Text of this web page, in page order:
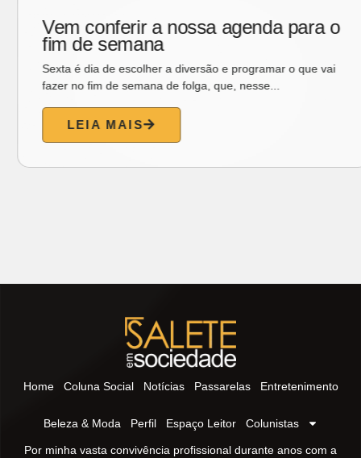
Esperança
Na crônica de hoje, o ex-governador Gonzaga Mota
convida o leitor a mergulhar na sensibilidade do poema...
LEIA MAIS
Home Coluna Social Notícias Passarelas Entretenimento
Beleza & Moda Perfil Espaço Leitor Colunistas
Por minha vasta convivência profissional durante anos com a